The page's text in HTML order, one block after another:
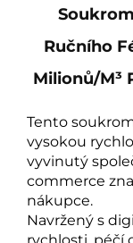
Ručního
Milionů/m³
Tento
vysokou
vyvinutý
commerce
nákupce.
Navržený s
rychlosti, péčí